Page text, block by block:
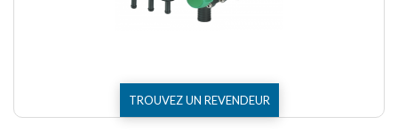
TROUVEZ UN REVENDEUR